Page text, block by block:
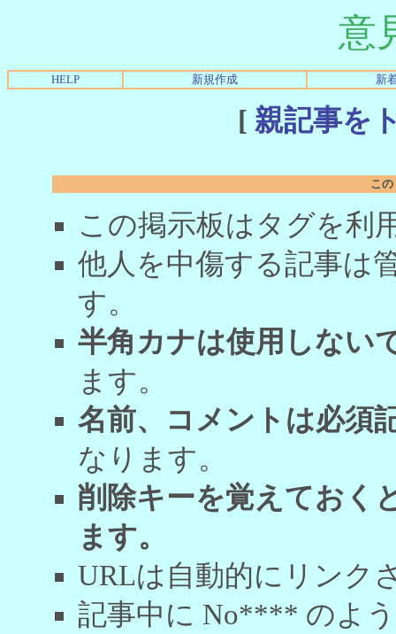
意
HELP 新規作成 新
[ 親記事を
こ
この掲示板はタグを利
他人を中傷する記事は
す。
半角カナは使用しない
ます。
名前、コメントは必須
なります。
削除キーを覚えておく
ます。
URLは自動的にリンク
記事中に No**** のよ